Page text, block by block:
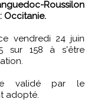
Roussilon
Occitanie.
vendredi 24 juin
sur 158 à s'être
validé par le
adopté.